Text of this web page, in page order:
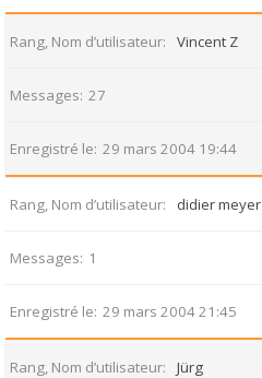
Rang, Nom d’utilisateur Vincent Z
Messages 27
Enregistré le 29 mars 2004 19:44
Rang, Nom d’utilisateur didier meyer
Messages 1
Enregistré le 29 mars 2004 21:45
Rang, Nom d’utilisateur Jürg